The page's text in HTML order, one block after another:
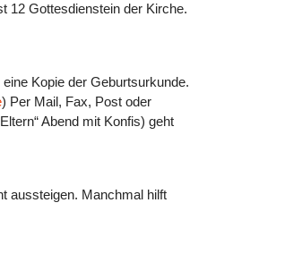
12 Gottesdienstein der Kirche.
Kopie der Geburtsurkunde.
) Per Mail, Fax, Post oder
Abend mit Konfis) geht
aussteigen. Manchmal hilft